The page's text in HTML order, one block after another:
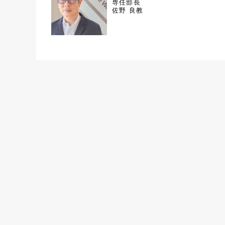
専任部長
佐野 良教